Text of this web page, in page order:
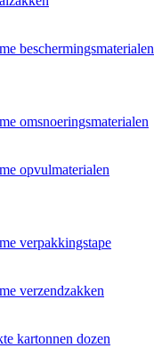
beschermingsmaterialen
omsnoeringsmaterialen
opvulmaterialen
verpakkingstape
verzendzakken
kartonnen dozen